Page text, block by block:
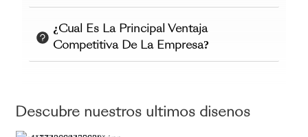
¿Cuál Es La Principal Ventaja
Competitiva De La Empresa?
Descubre nuestros últimos diseños